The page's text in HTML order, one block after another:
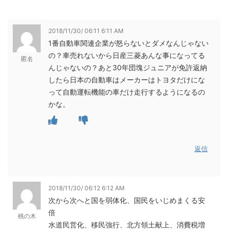
匿名
2018/11/30/ 06:11 6:11 AM
1番自動車関連企業が怒らないとダメなんじゃない
の？車売れないから日産三菱あんな事になってる
んじゃないの？あと30年団塊ジュニアが免許返納
したら日本の自動車はメーカーはトヨタだけにな
って自動運転機能の車だけ走行するようになるの
かな。
返信
桃の木
2018/11/30/ 06:12 6:12 AM
次から次へと国を弱体化、国民をいじめまくる安
倍
水道民営化、移民強行、北方領土献上、消費税増